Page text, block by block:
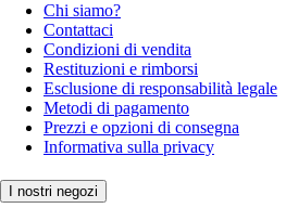
Chi siamo?
Contattaci
Condizioni di vendita
Restituzioni e rimborsi
Esclusione di responsabilità legale
Metodi di pagamento
Prezzi e opzioni di consegna
Informativa sulla privacy
I nostri negozi